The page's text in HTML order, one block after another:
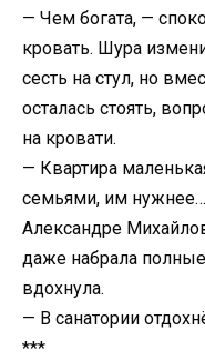
— Чем богата, —
кровать. Шура
сесть на стул, но
осталась стоять,
на кровати.
— Квартира
семьями, им нужнее…
Александре
даже набрала
вдохнула.
— В санатории
***